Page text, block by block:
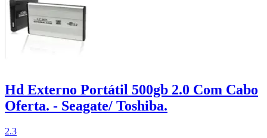
Hd Externo Portátil 500gb 2.0 Com Cabo
Oferta. - Seagate/ Toshiba.
2.3